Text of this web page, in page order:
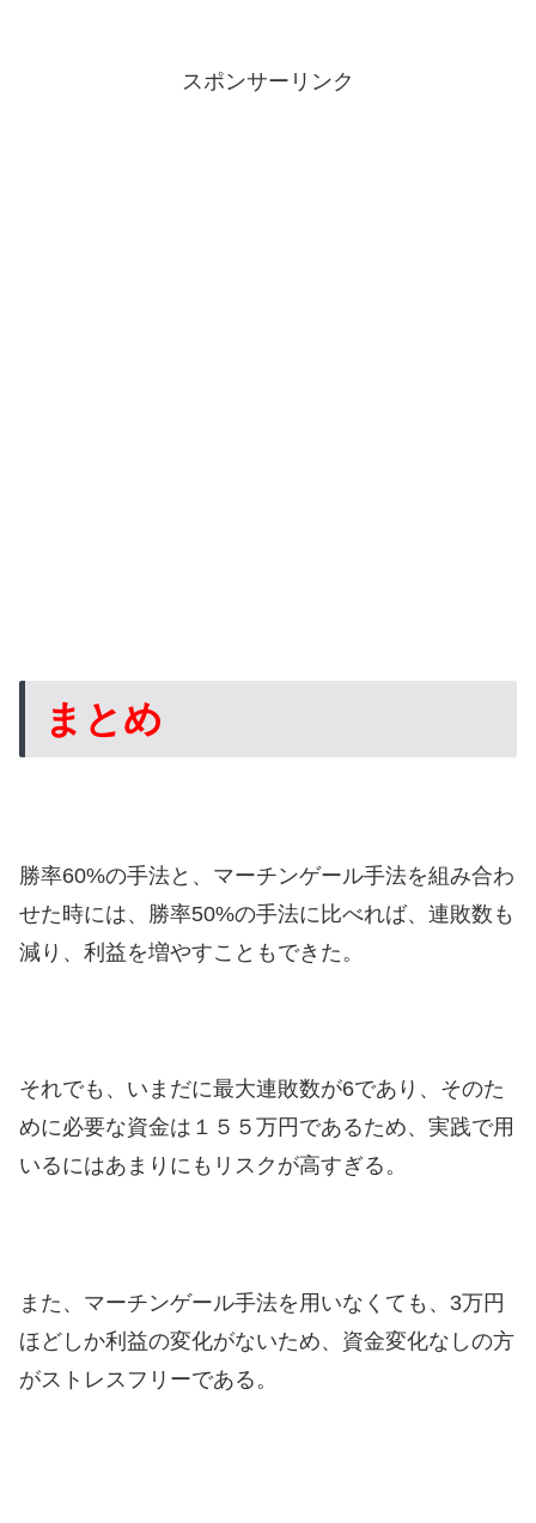
スポンサーリンク
まとめ
勝率60%の手法と、マーチンゲール手法を組み合わ
せた時には、勝率50%の手法に比べれば、連敗数も
減り、利益を増やすこともできた。
それでも、いまだに最大連敗数が6であり、そのた
めに必要な資金は１５５万円であるため、実践で用
いるにはあまりにもリスクが高すぎる。
また、マーチンゲール手法を用いなくても、3万円
ほどしか利益の変化がないため、資金変化なしの方
がストレスフリーである。